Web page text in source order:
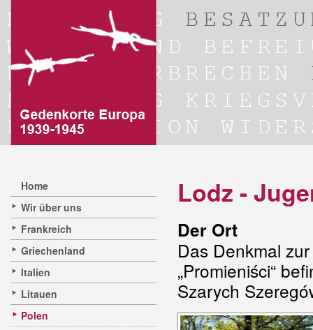
Home
Wir über uns
Frankreich
Griechenland
Italien
Litauen
Polen
Lodz -
Der Ort
Das Denkmal
„Promieniści“
Szarych